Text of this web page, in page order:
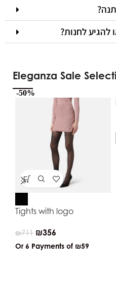
להגיע לחנות?
Eleganza Sale
-50%
Tights with logo
₪711 ₪356
Or 6 Payments of ₪59